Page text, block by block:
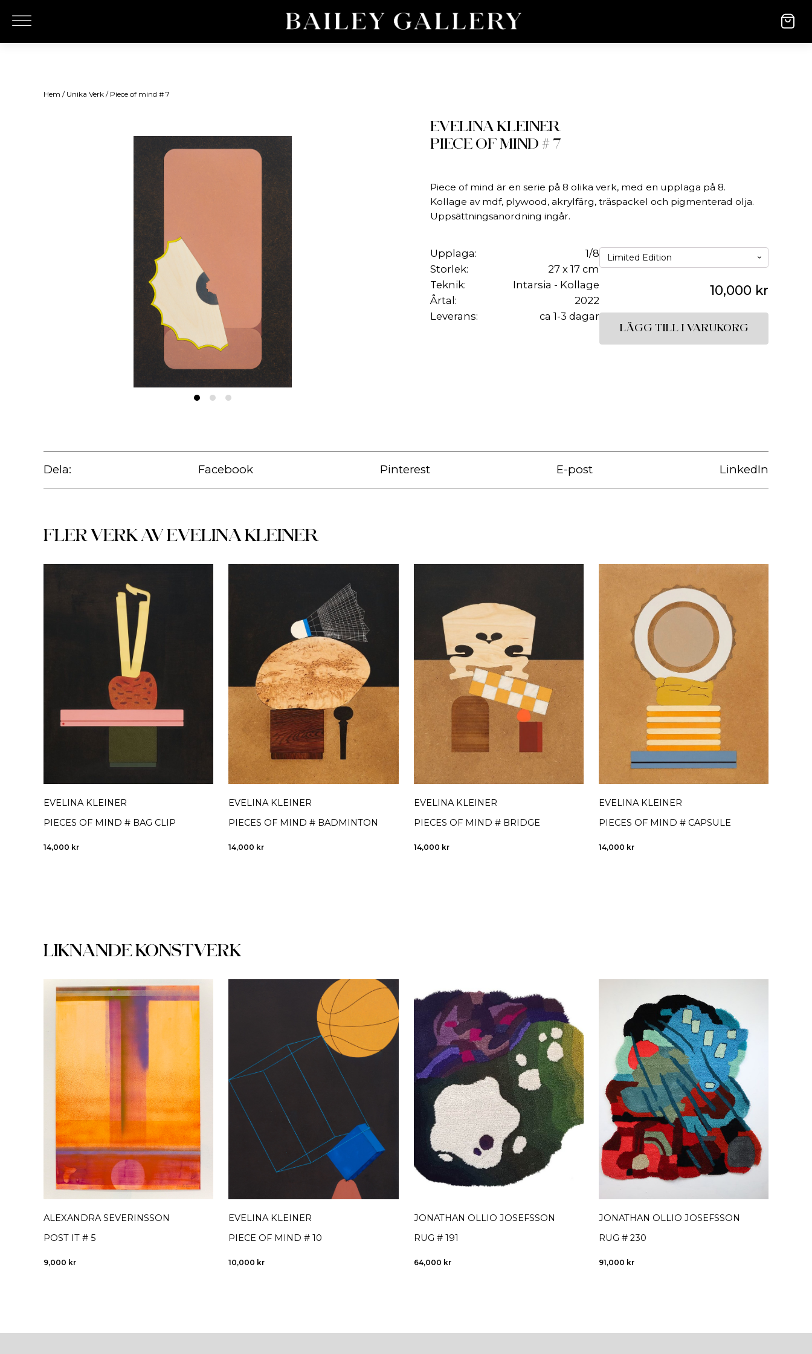
Hem / Unika Verk / Piece of mind # 7
EVELINA KLEINER
PIECE OF MIND # 7
Piece of mind är en serie på 8 olika verk, med en upplaga på 8.
Kollage av mdf, plywood, akrylfärg, träspackel och pigmenterad olja.
Uppsättningsanordning ingår.
Upplaga:
1/8
Storlek:
27 x 17 cm
Teknik:
Intarsia - Kollage
Årtal:
2022
Leverans:
ca 1-3 dagar
10,000 kr
LÄGG TILL I VARUKORG
Dela: Facebook Pinterest E-post LinkedIn
FLER VERK AV EVELINA KLEINER
EVELINA KLEINER
PIECES OF MIND # BAG CLIP
14,000 kr
EVELINA KLEINER
PIECES OF MIND # BADMINTON
14,000 kr
EVELINA KLEINER
PIECES OF MIND # BRIDGE
14,000 kr
EVELINA KLEINER
PIECES OF MIND # CAPSULE
14,000 kr
LIKNANDE KONSTVERK
ALEXANDRA SEVERINSSON
POST IT # 5
9,000 kr
EVELINA KLEINER
PIECE OF MIND # 10
10,000 kr
JONATHAN OLLIO JOSEFSSON
RUG # 191
64,000 kr
JONATHAN OLLIO JOSEFSSON
RUG # 230
91,000 kr